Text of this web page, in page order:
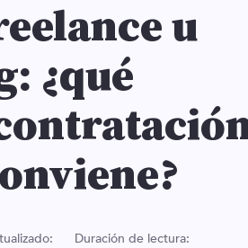
u
¿qué
Duración de lectura: